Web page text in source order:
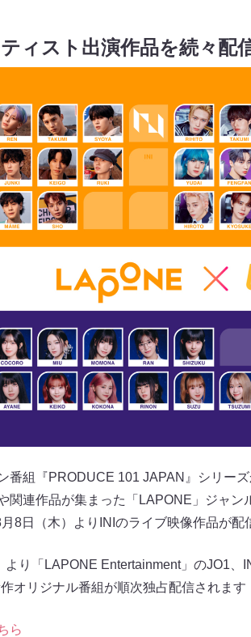
ィスト出演作品を続々配
番組『PRODUCE 101 JAPAN』シリー
関連作品が集まった「LAPONE」ジャ
8日（木）よりINIのライブ映像作品が配
より「LAPONE Entertainment」のJO1、
オリジナル番組が順次独占配信されます
ら